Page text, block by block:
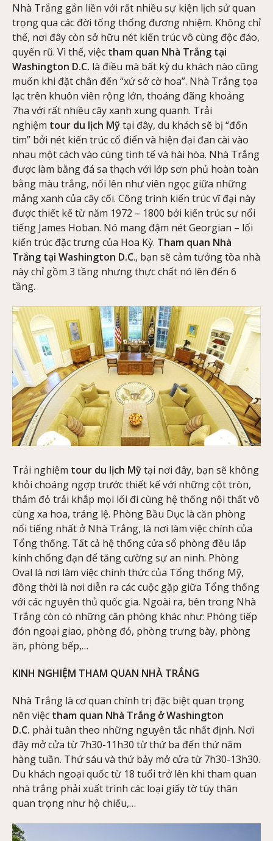
Nhà Trắng gắn liền với rất nhiều sự kiện lịch sử quan
trọng qua các đời tổng thống đương nhiệm. Không chỉ
thế, nơi đây còn sở hữu nét kiến trúc vô cùng độc đáo,
quyến rũ. Vì thế, việc tham quan Nhà Trắng tại
Washington D.C. là điều mà bất kỳ du khách nào cũng
muốn khi đặt chân đến “xứ sở cờ hoa”. Nhà Trắng tọa
lạc trên khuôn viên rộng lớn, thoáng đãng khoảng
7ha với rất nhiều cây xanh xung quanh. Trải
nghiệm tour du lịch Mỹtại đây, du khách sẽ bị “đốn
tim” bởi nét kiến trúc cổ điển và hiện đại đan cài vào
nhau một cách vào cùng tinh tế và hài hòa. Nhà Trắng
được làm bằng đá sa thạch với lớp sơn phủ hoàn toàn
bằng màu trắng, nổi lên như viên ngọc giữa những
mảng xanh của cây cối. Công trình kiến trúc vĩ đại này
được thiết kế từ năm 1972 – 1800 bởi kiến trúc sư nổi
tiếng James Hoban. Nó mang đậm nét Georgian – lối
kiến trúc đặc trưng của Hoa Kỳ. Tham quan Nhà
Trắng tại Washington D.C., bạn sẽ cảm tưởng tòa nhà
này chỉ gồm 3 tầng nhưng thực chất nó lên đến 6
tầng.
Trải nghiệm tour du lịch Mỹtại nơi đây, bạn sẽ không
khỏi choáng ngợp trước thiết kế với những cột tròn,
thảm đỏ trải khắp mọi lối đi cùng hệ thống nội thất vô
cùng xa hoa, tráng lệ. Phòng Bầu Dục là căn phòng
nổi tiếng nhất ở Nhà Trắng, là nơi làm việc chính của
Tổng thống. Tất cả hệ thống cửa sổ phòng đều lắp
kính chống đạn để tăng cường sự an ninh. Phòng
Oval là nơi làm việc chính thức của Tổng thống Mỹ,
đồng thời là nơi diễn ra các cuộc gặp giữa Tổng thống
với các nguyên thủ quốc gia. Ngoài ra, bên trong Nhà
Trắng còn có những căn phòng khác như: Phòng tiếp
đón ngoại giao, phòng đỏ, phòng trưng bày, phòng
ăn, phòng bếp,…
KINH NGHIỆM THAM QUAN NHÀ TRẮNG
Nhà Trắng là cơ quan chính trị đặc biệt quan trọng
nên việc tham quan Nhà Trắng ở Washington
D.C. phải tuân theo những nguyên tắc nhất định. Nơi
đây mở cửa từ 7h30-11h30 từ thứ ba đến thứ năm
hàng tuần. Thứ sáu và thứ bảy mở cửa từ 7h30-13h30.
Du khách ngoại quốc từ 18 tuổi trở lên khi tham quan
nhà trắng phải xuất trình các loại giấy tờ tùy thân
quan trọng như hộ chiếu,…